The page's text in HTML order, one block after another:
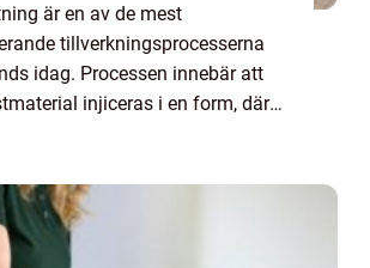
är en av de mest
tillverkningsprocesserna
idag. Processen innebär att
injiceras i en form, där